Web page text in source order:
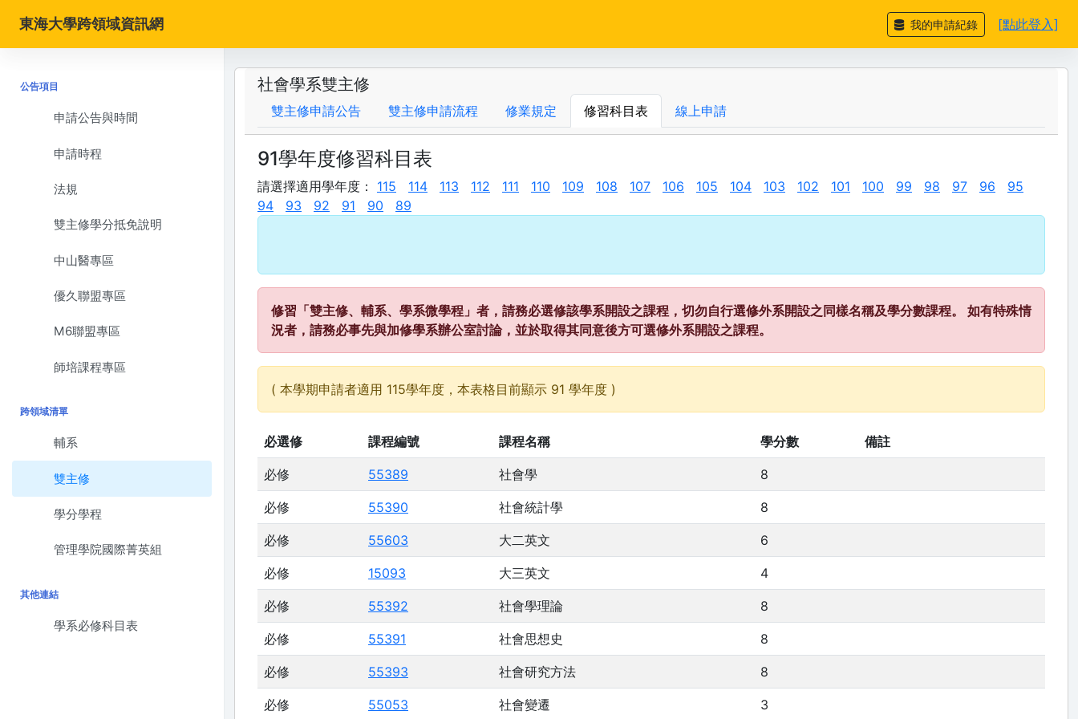
東海大學跨領域資訊網 我的申請紀錄 [點此登入]
公告項目
申請公告與時間
申請時程
法規
雙主修學分抵免說明
中山醫專區
優久聯盟專區
M6聯盟專區
師培課程專區
跨領域清單
輔系
雙主修
學分學程
管理學院國際菁英組
其他連結
學系必修科目表
社會學系雙主修
雙主修申請公告 雙主修申請流程 修業規定 修習科目表 線上申請
91學年度修習科目表
請選擇適用學年度： 115 114 113 112 111 110 109 108 107 106 105 104 103 102 101 100 99 98 97 96
95
94
93 92 91 90 89
修習「雙主修、輔系、學系微學程」者，請務必選修該學系開設之課程，切勿自行選修外系開設之同樣名稱及學分數課程。 如有特殊情
況者，請務必事先與加修學系辦公室討論，並於取得其同意後方可選修外系開設之課程。
( 本學期申請者適用 115學年度，本表格目前顯示 91 學年度 )
必選修 課程編號 課程名稱 學分數 備註
必修 55389 社會學 8
必修 55390 社會統計學 8
必修 55603 大二英文 6
必修 15093 大三英文 4
必修 55392 社會學理論 8
必修 55391 社會思想史 8
必修 55393 社會研究方法 8
必修 55053 社會變遷 3